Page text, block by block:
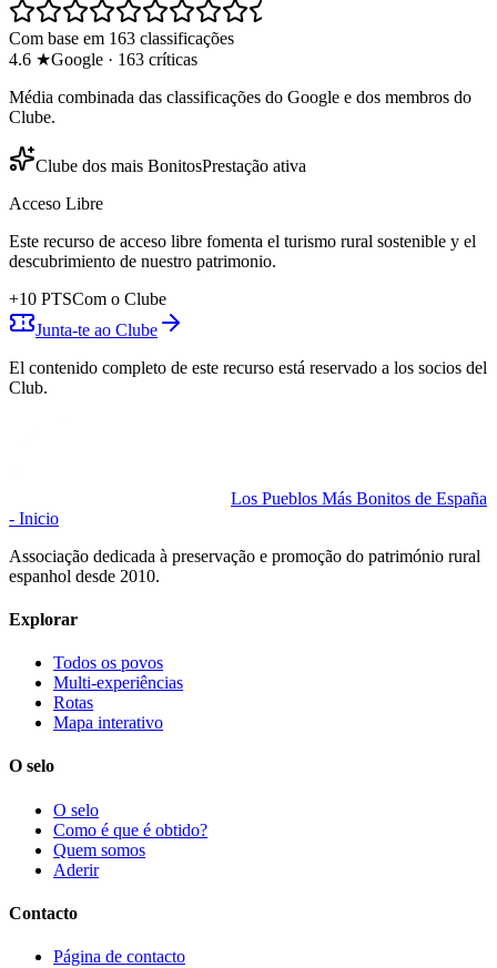
Com base em 163 classificações
4.6 ★Google · 163 críticas
Média combinada das classificações do Google e dos membros do
Clube.
Clube dos mais BonitosPrestação ativa
Acceso Libre
Este recurso de acceso libre fomenta el turismo rural sostenible y el
descubrimiento de nuestro patrimonio.
+10 PTSCom o Clube
Junta-te ao Clube
El contenido completo de este recurso está reservado a los socios del
Club.
Los Pueblos Más Bonitos de España
- Inicio
Associação dedicada à preservação e promoção do património rural
espanhol desde 2010.
Explorar
Todos os povos
Multi-experiências
Rotas
Mapa interativo
O selo
O selo
Como é que é obtido?
Quem somos
Aderir
Contacto
Página de contacto